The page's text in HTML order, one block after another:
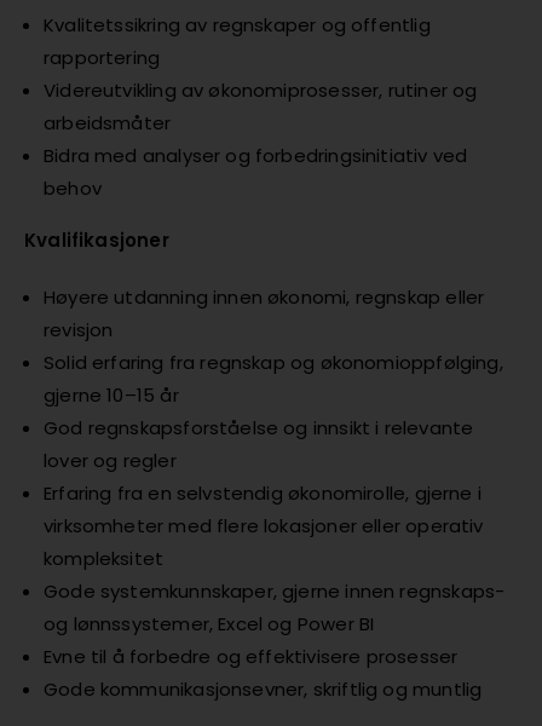
Kvalitetssikring av regnskaper og offentlig
rapportering
Videreutvikling av økonomiprosesser, rutiner og
arbeidsmåter
Bidra med analyser og forbedringsinitiativ ved
behov
Kvalifikasjoner
Høyere utdanning innen økonomi, regnskap eller
revisjon
Solid erfaring fra regnskap og økonomioppfølging,
gjerne 10–15 år
God regnskapsforståelse og innsikt i relevante
lover og regler
Erfaring fra en selvstendig økonomirolle, gjerne i
virksomheter med flere lokasjoner eller operativ
kompleksitet
Gode systemkunnskaper, gjerne innen regnskaps-
og lønnssystemer, Excel og Power BI
Evne til å forbedre og effektivisere prosesser
Gode kommunikasjonsevner, skriftlig og muntlig